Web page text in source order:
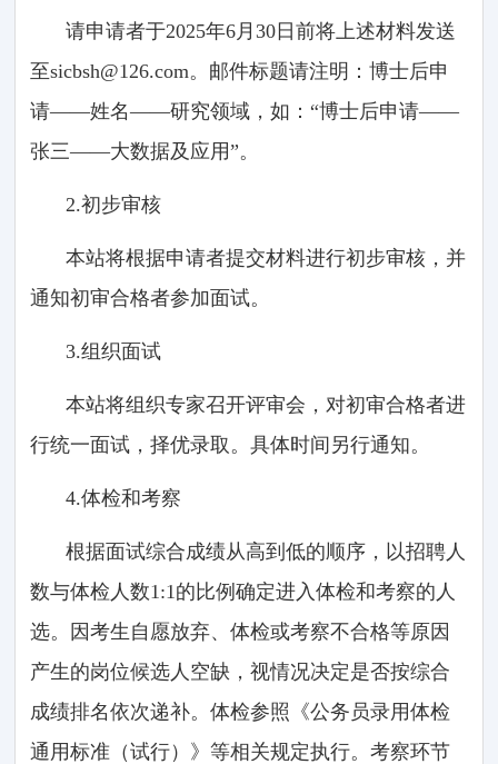
请申请者于2025年6月30日前将上述材料发送
至sicbsh@126.com。邮件标题请注明：博士后申
请——姓名——研究领域，如：“博士后申请——
张三——大数据及应用”。
2.初步审核
本站将根据申请者提交材料进行初步审核，并
通知初审合格者参加面试。
3.组织面试
本站将组织专家召开评审会，对初审合格者进
行统一面试，择优录取。具体时间另行通知。
4.体检和考察
根据面试综合成绩从高到低的顺序，以招聘人
数与体检人数1:1的比例确定进入体检和考察的人
选。因考生自愿放弃、体检或考察不合格等原因
产生的岗位候选人空缺，视情况决定是否按综合
成绩排名依次递补。体检参照《公务员录用体检
通用标准（试行）》等相关规定执行。考察环节